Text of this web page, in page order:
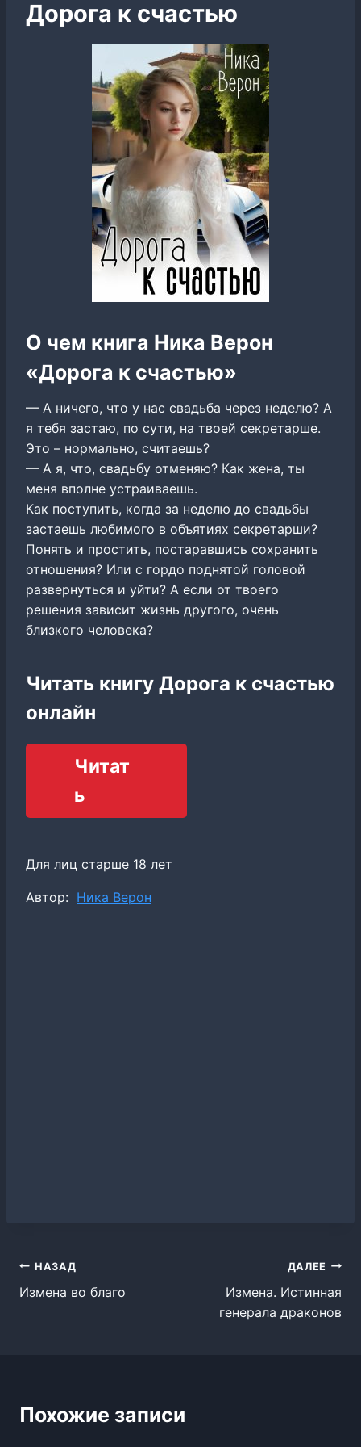
Дорога к счастью
О чем книга Ника Верон
«Дорога к счастью»
— А ничего, что у нас свадьба через неделю? А
я тебя застаю, по сути, на твоей секретарше.
Это – нормально, считаешь?
— А я, что, свадьбу отменяю? Как жена, ты
меня вполне устраиваешь. ​​​​​​​​​​​​​​​​​​​​​​​​​​​​​​​​​​​
​​​​​​​Как поступить, когда за неделю до свадьбы
застаешь любимого в объятиях секретарши?
Понять и простить, постаравшись сохранить
отношения? Или с гордо поднятой головой
развернуться и уйти? А если от твоего
решения зависит жизнь другого, очень
близкого человека?​​​​​​​
Читать книгу Дорога к счастью
онлайн
Читат
ь
Для лиц старше 18 лет
Метки
Автор: Ника Верон
Навигация
по
НАЗАД
Измена во благо
ДАЛЕЕ
Измена. Истинная
генерала драконов
Похожие записи